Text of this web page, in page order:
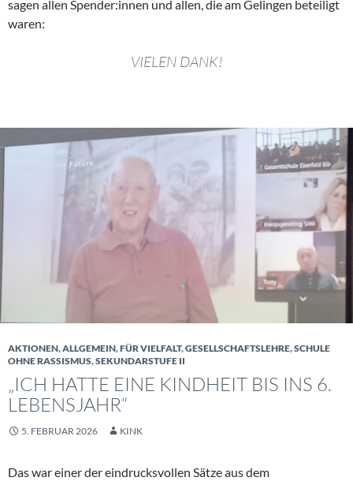
sagen allen Spender:innen und allen, die am Gelingen beteiligt
waren:
VIELEN DANK!
AKTIONEN,ALLGEMEIN,FÜR VIELFALT,GESELLSCHAFTSLEHRE,SCHULE
OHNE RASSISMUS,SEKUNDARSTUFE II
„ICH HATTE EINE KINDHEIT BIS INS 6.
LEBENSJAHR“
5. FEBRUAR 2026 KINK
Das war einer der eindrucksvollen Sätze aus dem